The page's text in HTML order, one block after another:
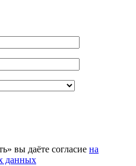
вы даёте согласие на
данных